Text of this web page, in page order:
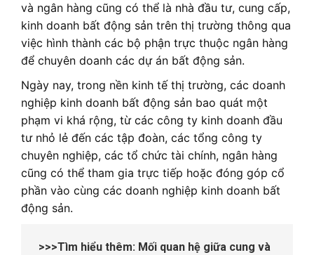
và ngân hàng cũng có thể là nhà đầu tư, cung cấp,
kinh doanh bất động sản trên thị trường thông qua
việc hình thành các bộ phận trực thuộc ngân hàng
để chuyên doanh các dự án bất động sản.
Ngày nay, trong nền kinh tế thị trường, các doanh
nghiệp kinh doanh bất động sản bao quát một
phạm vi khá rộng, từ các công ty kinh doanh đầu
tư nhỏ lẻ đến các tập đoàn, các tổng công ty
chuyên nghiệp, các tổ chức tài chính, ngân hàng
cũng có thể tham gia trực tiếp hoặc đóng góp cổ
phần vào cùng các doanh nghiệp kinh doanh bất
động sản.
>>>Tìm hiểu thêm: Mối quan hệ giữa cung và